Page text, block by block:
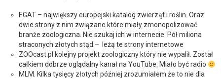
EGAT – największy europejski katalog zwierząt i roślin. Oraz
dwie strony z nim związane które miały zmonopolizować
branże zoologiczna. Nie szukaj ich w internecie. Pół miliona
straconych złotych stąd – leżą te strony internetowe
ZOOcast.pl kolejny projekt zoologiczny który nie wypalił. Został
całkiem dobrze oglądalny kanał na YouTube. Miało być radio
MLM. Kilka tysięcy złotych później zrozumiałem że to nie dla